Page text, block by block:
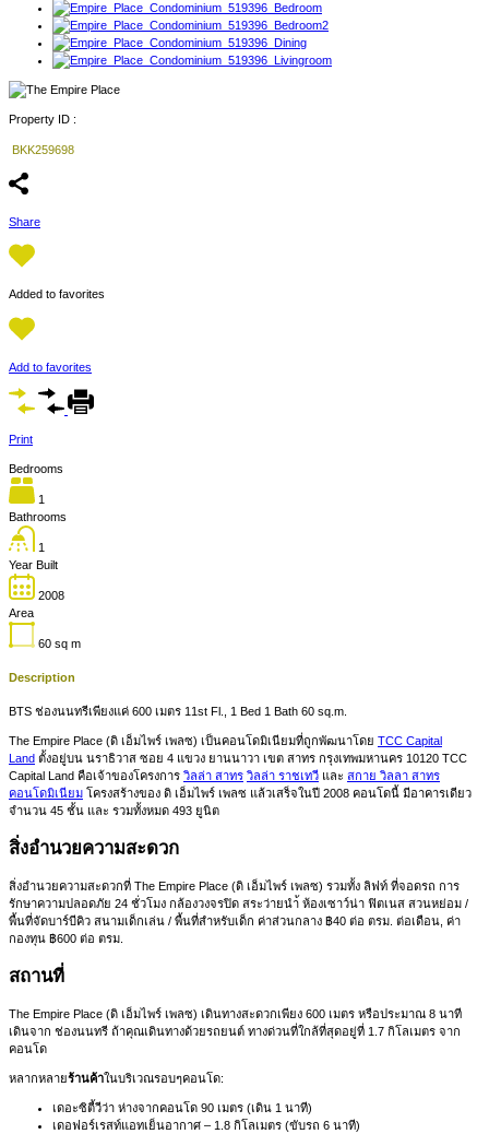
Property ID :
BKK259698
Share
Added to favorites
Add to favorites
Print
Bedrooms
1
Bathrooms
1
Year Built
2008
Area
60 sq m
Description
BTS ช่องนนทรีเพียงแค่ 600 เมตร 11st Fl., 1 Bed 1 Bath 60 sq.m.
The Empire Place (ดิ เอ็มไพร์ เพลซ) เป็นคอนโดมิเนียมที่ถูกพัฒนาโดย TCC Capital
Land ตั้งอยู่บน นราธิวาส ซอย 4 แขวง ยานนาวา เขต สาทร กรุงเทพมหานคร 10120 TCC
Capital Land คือเจ้าของโครงการ วิลล่า สาทร วิลล่า ราชเทวี และ สกาย วิลลา สาทร
คอนโดมิเนียม โครงสร้างของ ดิ เอ็มไพร์ เพลซ แล้วเสร็จในปี 2008 คอนโดนี้ มีอาคารเดียว
จำนวน 45 ชั้น และ รวมทั้งหมด 493 ยูนิต
สิ่งอำนวยความสะดวก
สิ่งอำนวยความสะดวกที่ The Empire Place (ดิ เอ็มไพร์ เพลซ) รวมทั้ง ลิฟท์ ที่จอดรถ การ
รักษาความปลอดภัย 24 ชั่วโมง กล้องวงจรปิด สระว่ายนำ้ ห้องเซาว์น่า ฟิตเนส สวนหย่อม /
พื้นที่จัดบาร์บีคิว สนามเด็กเล่น / พื้นที่สำหรับเด็ก ค่าส่วนกลาง ฿40 ต่อ ตรม. ต่อเดือน, ค่า
กองทุน ฿600 ต่อ ตรม.
สถานที่
The Empire Place (ดิ เอ็มไพร์ เพลซ) เดินทางสะดวกเพียง 600 เมตร หรือประมาณ 8 นาที
เดินจาก ช่องนนทรี ถ้าคุณเดินทางด้วยรถยนต์ ทางด่วนที่ใกล้ที่สุดอยู่ที่ 1.7 กิโลเมตร จาก
คอนโด
หลากหลายร้านค้าในบริเวณรอบๆคอนโด:
เดอะซิตี้วีว่า ห่างจากคอนโด 90 เมตร (เดิน 1 นาที)
เดอฟอร์เรสท์แอทเย็นอากาศ – 1.8 กิโลเมตร (ขับรถ 6 นาที)